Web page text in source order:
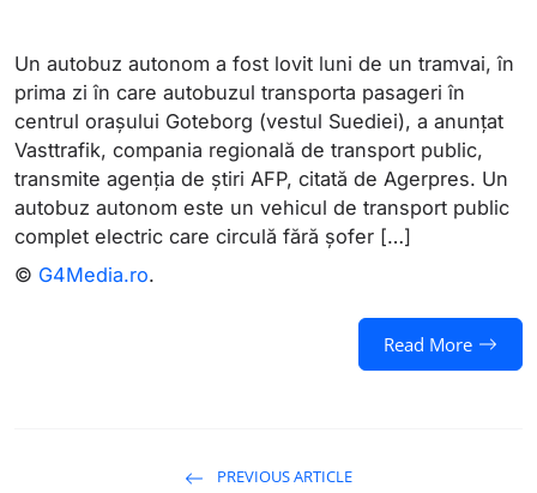
Un autobuz autonom a fost lovit luni de un tramvai, în
prima zi în care autobuzul transporta pasageri în
centrul oraşului Goteborg (vestul Suediei), a anunţat
Vasttrafik, compania regională de transport public,
transmite agenția de știri AFP, citată de Agerpres. Un
autobuz autonom este un vehicul de transport public
complet electric care circulă fără șofer […]
© G4Media.ro.
Read More
PREVIOUS ARTICLE